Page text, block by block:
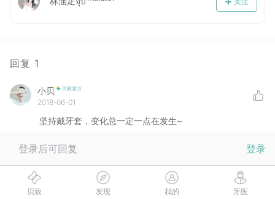
回复 1
小贝
2018-06-01
坚持戴牙套，变化总一定一点在发生~
登录后可回复 登录
贝致 发现 我的 牙医